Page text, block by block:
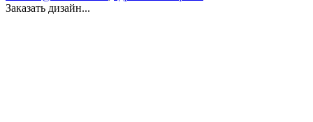
Заказать дизайн...